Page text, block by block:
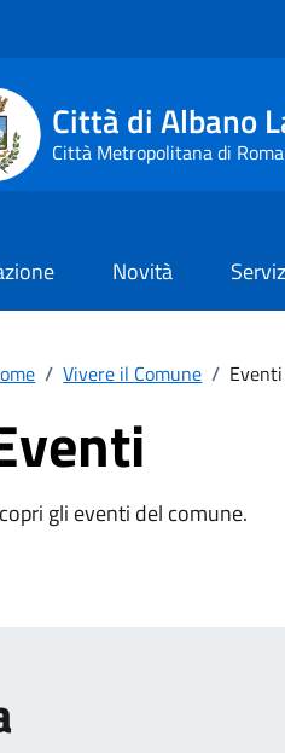
Città di Albano
Città Metropolitana di
Novità
/ Vivere il Comune / Eventi
gli eventi del comune.